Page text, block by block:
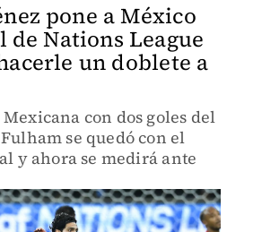
pone a México
de Nations League
un doblete a
con dos goles del
se quedó con el
y ahora se medirá ante